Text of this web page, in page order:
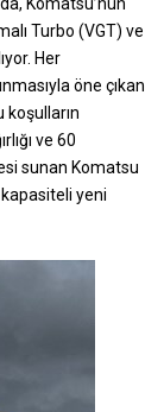
Komatsu’nun
Turbo (VGT) ve
Her
öne çıkan
koşulların
ve 60
sunan Komatsu
yeni